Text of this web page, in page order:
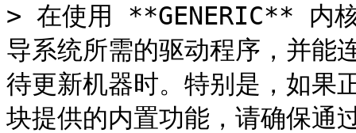
> 在使用 **GENERIC** 内核
导系统所需的驱动程序，并能
待更新机器时。特别是，如果
块提供的内置功能，请确